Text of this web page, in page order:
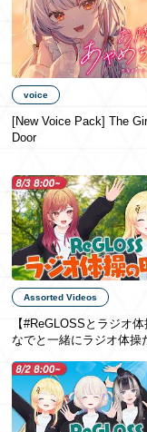
voice
[New Voice Pack] The
Door
Assorted Videos
【#ReGLOSSとラジオ
なでと一緒にラジオ体操